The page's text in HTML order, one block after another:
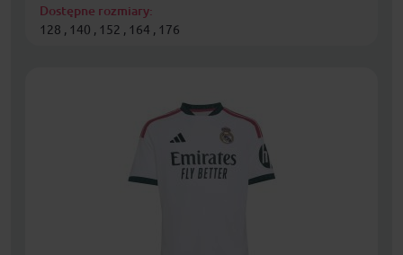
Dostępne rozmiary:
128 , 140 , 152 , 164 , 176